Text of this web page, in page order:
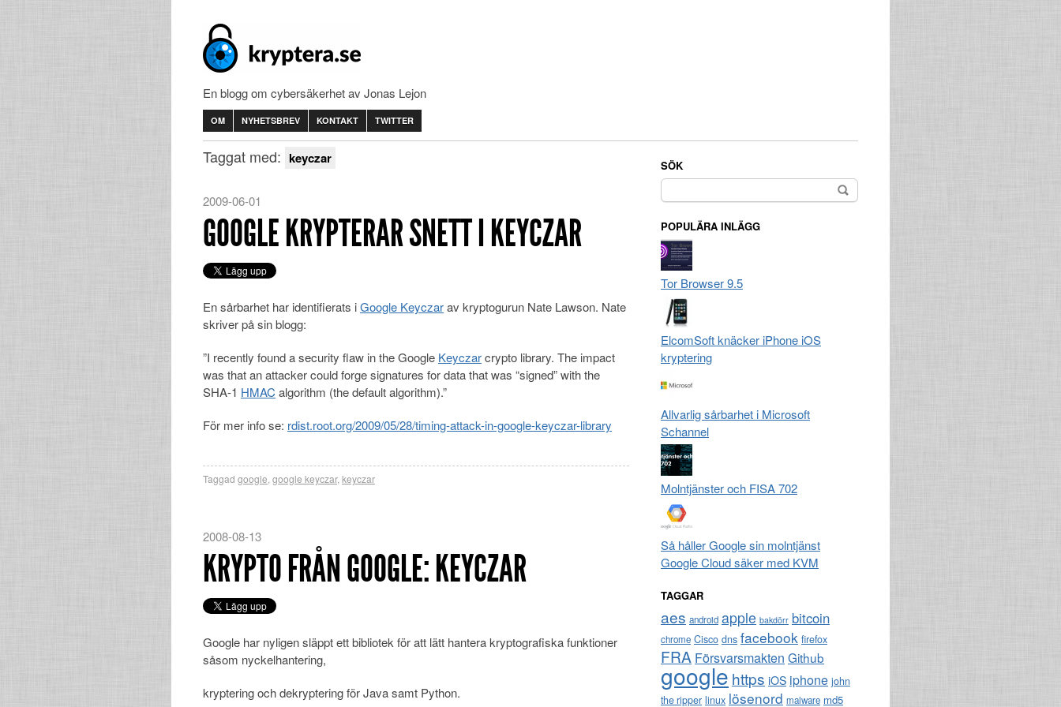
En blogg om cybersäkerhet av Jonas Lejon
OM NYHETSBREV KONTAKT TWITTER
Taggat med: keyczar
2009-06-01
GOOGLE KRYPTERAR SNETT I KEYCZAR
En sårbarhet har identifierats iGoogle Keyczarav kryptogurun Nate Lawson. Nate
skriver på sin blogg:
”I recently found a security flaw in the Google Keyczarcrypto library. The impact
was that an attacker could forge signatures for data that was “signed” with the
SHA-1 HMAC algorithm (the default algorithm).”
För mer info se: rdist.root.org/2009/05/28/timing-attack-in-google-keyczar-library
Taggad google google keyczar, keyczar
2008-08-13
KRYPTO FRÅN GOOGLE: KEYCZAR
Google har nyligen släppt ett bibliotek för att lätt hantera kryptografiska funktioner
såsom nyckelhantering,
kryptering och dekryptering för Java samt Python.
SÖK
Sök
efter:
POPULÄRA INLÄGG
Tor Browser 9.5
ElcomSoft knäcker iPhone iOS
kryptering
Allvarlig sårbarhet i Microsoft
Schannel
Molntjänster och FISA 702
Så håller Google sin molntjänst
Google Cloud säker med KVM
TAGGAR
aes android apple bakdörr bitcoin
chrome Cisco dns facebook firefox
FRA Försvarsmakten Github
google https iOS iphone john
the ripper linux lösenord malware md5